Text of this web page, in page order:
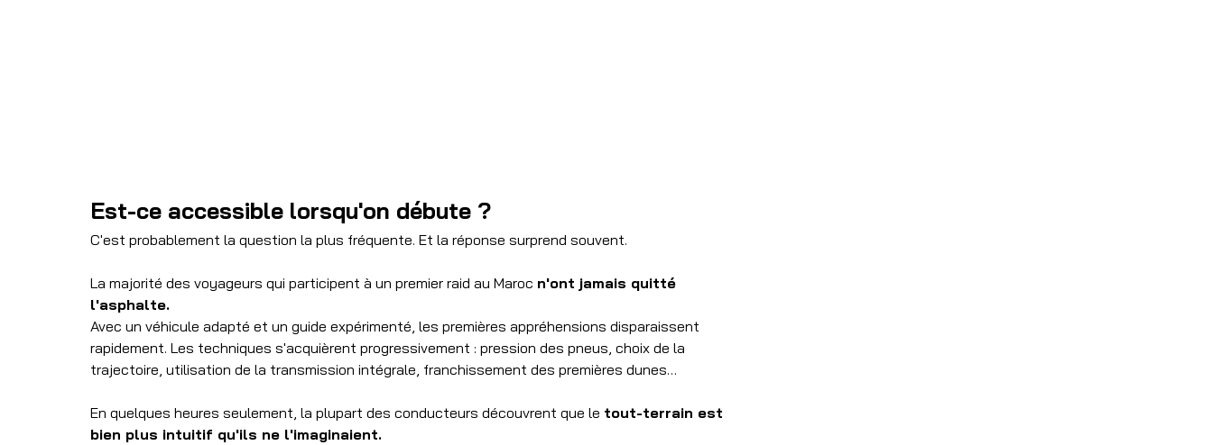
Est-ce accessible lorsqu'on débute ?
C'est probablement la question la plus fréquente. Et la réponse surprend souvent.
La majorité des voyageurs qui participent à un premier raid au Maroc n'ont jamais quitté
l'asphalte.
Avec un véhicule adapté et un guide expérimenté, les premières appréhensions disparaissent
rapidement. Les techniques s'acquièrent progressivement : pression des pneus, choix de la
trajectoire, utilisation de la transmission intégrale, franchissement des premières dunes…
En quelques heures seulement, la plupart des conducteurs découvrent que le tout-terrain est
bien plus intuitif qu'ils ne l'imaginaient.